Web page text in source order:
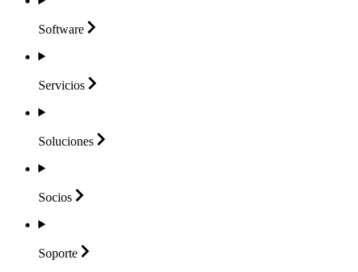
Software
Servicios
Soluciones
Socios
Soporte